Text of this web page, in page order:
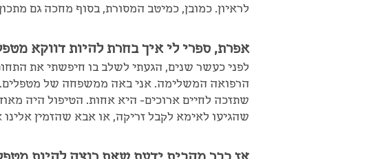
לראיון. כמובן, כמיטב המסורת, בסוף מחכה גם
אפרת, ספרי לי איך בחרת להיות דווקא
לפני כעשר שנים, הגעתי לשלב בו חיפשתי את
הרפואה המשלימה. אני באה ממשפחה של מטפלים.
שתזכה לחיים ארוכים- היא אחות. הטיפול היה
שהגיעו לאימא לקבל זריקה, או אבא שהזמין